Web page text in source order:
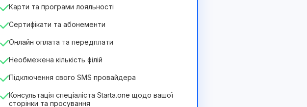
Карти та програми лояльності
Сертифікати та абонементи
Онлайн оплата та передплати
Необмежена кількість філій
Підключення свого SMS провайдера
Консультація спеціаліста Starta.one щодо вашої
сторінки та просування